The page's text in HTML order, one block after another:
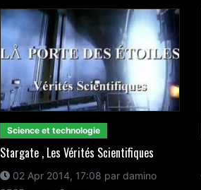
Science et technologie
Stargate , Les Vérités Scientifiques
02 Apr 2014, 17:08 par damino